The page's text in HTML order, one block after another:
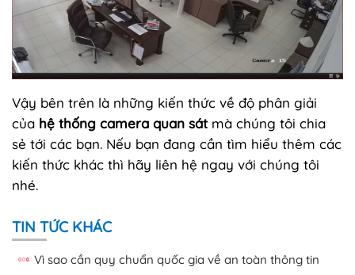
Vậy bên trên là những kiến thức về độ phân giải
của hệ thống camera quan sátmà chúng tôi chia
sẻ tới các bạn. Nếu bạn đang cần tìm hiểu thêm các
kiến thức khác thì hãy liên hệ ngay với chúng tôi
nhé.
TIN TỨC KHÁC
Vì sao cần quy chuẩn quốc gia về an toàn thông tin